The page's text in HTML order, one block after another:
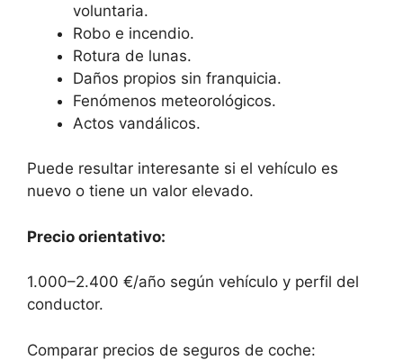
voluntaria.
Robo e incendio.
Rotura de lunas.
Daños propios sin franquicia.
Fenómenos meteorológicos.
Actos vandálicos.
Puede resultar interesante si el vehículo es
nuevo o tiene un valor elevado.
Precio orientativo:
1.000–2.400 €/año según vehículo y perfil del
conductor.
Comparar precios de seguros de coche: